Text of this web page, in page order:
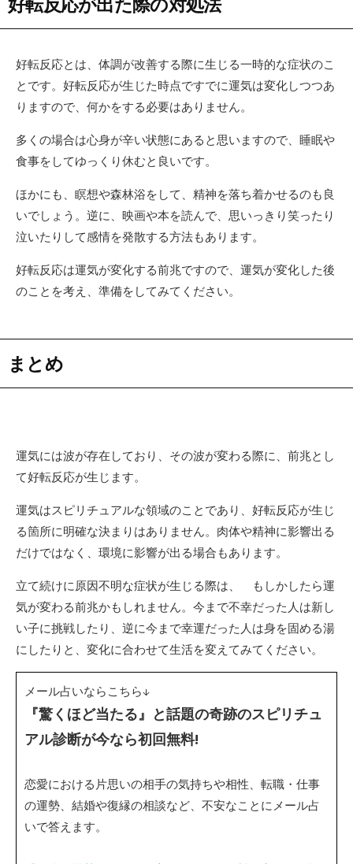
好転反応が出た際の対処法
好転反応とは、体調が改善する際に生じる一時的な症状のこ
とです。好転反応が生じた時点ですでに運気は変化しつつあ
りますので、何かをする必要はありません。
多くの場合は心身が辛い状態にあると思いますので、睡眠や
食事をしてゆっくり休むと良いです。
ほかにも、瞑想や森林浴をして、精神を落ち着かせるのも良
いでしょう。逆に、映画や本を読んで、思いっきり笑ったり
泣いたりして感情を発散する方法もあります。
好転反応は運気が変化する前兆ですので、運気が変化した後
のことを考え、準備をしてみてください。
まとめ
運気には波が存在しており、その波が変わる際に、前兆とし
て好転反応が生じます。
運気はスピリチュアルな領域のことであり、好転反応が生じ
る箇所に明確な決まりはありません。肉体や精神に影響出る
だけではなく、環境に影響が出る場合もあります。
立て続けに原因不明な症状が生じる際は、 もしかしたら運
気が変わる前兆かもしれません。今まで不幸だった人は新し
い子に挑戦したり、逆に今まで幸運だった人は身を固める湯
にしたりと、変化に合わせて生活を変えてみてください。
メール占いならこちら↓
『驚くほど当たる』と話題の奇跡のスピリチュ
アル診断が今なら初回無料!
恋愛における片思いの相手の気持ちや相性、転職・仕事
の運勢、結婚や復縁の相談など、不安なことにメール占
いで答えます。